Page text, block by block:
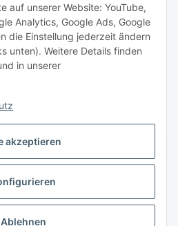
akzeptieren
Ablehnen
auf unserer Website: YouTube,
Analytics, Google Ads, Google
die Einstellung jederzeit ändern
unten). Weitere Details finden
in unserer
widerrufen